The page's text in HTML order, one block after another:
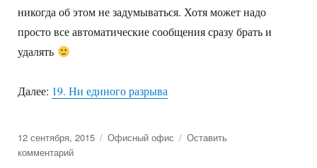
никогда об этом не задумываться. Хотя может надо
просто все автоматические сообщения сразу брать и
удалять
Далее: 19. Ни единого разрыва
Posted
on
12 сентября, 2015 Categories
Офисный офис
Оставить
комментарий